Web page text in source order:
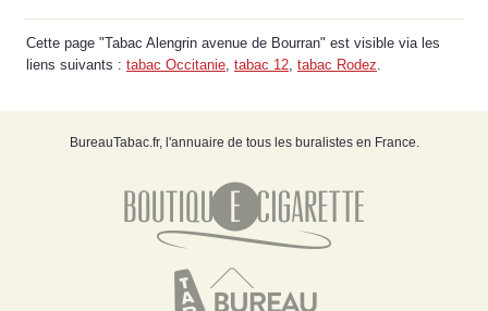
Cette page "Tabac Alengrin avenue de Bourran" est visible via les
liens suivants : tabac Occitanie tabac 12 tabac Rodez
BureauTabac.fr, l'annuaire de tous les buralistes en France.